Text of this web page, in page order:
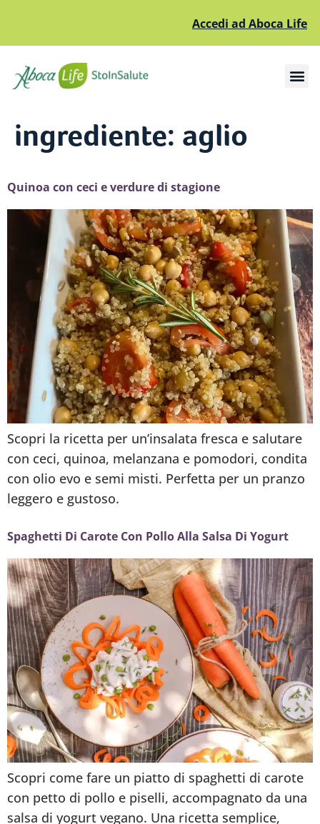
Accedi ad Aboca Life
ingrediente: aglio
Quinoa con ceci e verdure di stagione
Scopri la ricetta per un’insalata fresca e salutare
con ceci, quinoa, melanzana e pomodori, condita
con olio evo e semi misti. Perfetta per un pranzo
leggero e gustoso.
Spaghetti Di Carote Con Pollo Alla Salsa Di Yogurt
Scopri come fare un piatto di spaghetti di carote
con petto di pollo e piselli, accompagnato da una
salsa di yogurt vegano. Una ricetta semplice,